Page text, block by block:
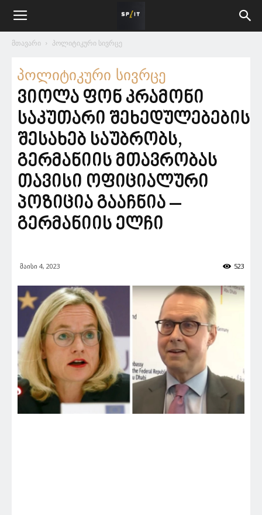
მთავარი პოლიტიკური სივრცე
პოლიტიკური სივრცე
ვიოლა ფონ კრამონი
საკუთარი შეხედულებების
შესახებ საუბრობს,
გერმანიის მთავრობას
თავისი ოფიციალური
პოზიცია გააჩნია –
გერმანიის ელჩი
მაისი 4, 2023 523